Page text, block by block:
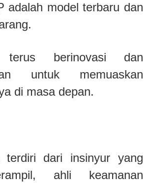
adalah model terbaru dan
berinovasi dan
untuk memuaskan
di masa depan.
terdiri dari insinyur yang
ahli keamanan